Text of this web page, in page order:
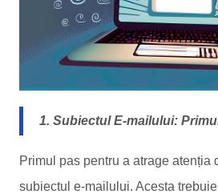
1. Subiectul E-mailului:
Primul pas pentru a atrage atenția
subiectul e-mailului. Acesta